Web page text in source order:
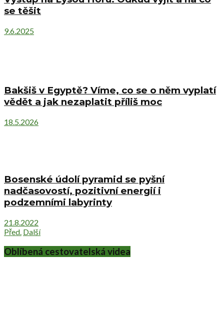
se těšit
9.6.2025
Bakšiš v Egyptě? Víme, co se o něm vyplatí
vědět a jak nezaplatit příliš moc
18.5.2026
Bosenské údolí pyramid se pyšní
nadčasovostí, pozitivní energií i
podzemními labyrinty
21.8.2022
Před. Další
Oblíbená cestovatelská videa